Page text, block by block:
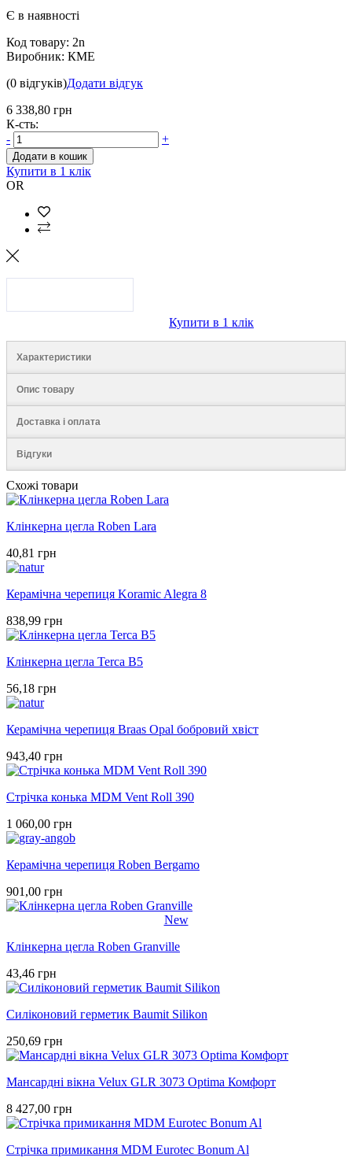
Є в наявності
Код товару: 2n
Виробник: КМЕ
(0 відгуків)Додати відгук
6 338,80 грн
К-сть:
-
+
Додати в кошик
Купити в 1 клік
OR
Купити в 1 клік
Характеристики
Опис товару
Доставка і оплата
Відгуки
Схожі товари
Клінкерна цегла Roben Lara
40,81 грн
Керамічна черепиця Koramic Alegra 8
838,99 грн
Клінкерна цегла Terca B5
56,18 грн
Керамічна черепиця Braas Opal бобровий хвіст
943,40 грн
Стрічка конька MDM Vent Roll 390
1 060,00 грн
Керамічна черепиця Roben Bergamo
901,00 грн
New
Клінкерна цегла Roben Granville
43,46 грн
Силіконовий герметик Baumit Silikon
250,69 грн
Мансардні вікна Velux GLR 3073 Optima Комфорт
8 427,00 грн
Стрічка примикання MDM Eurotec Bonum Al